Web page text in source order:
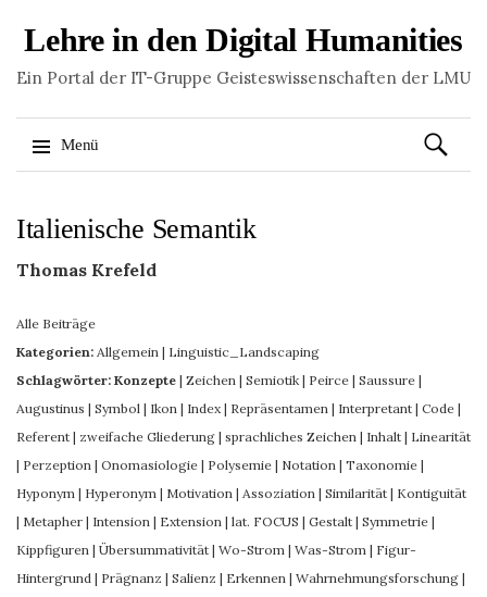
Lehre in den Digital Humanities
Ein Portal der IT-Gruppe Geisteswissenschaften der LMU
Menü
zum
Suchen
nach:
Italienische Semantik
Thomas Krefeld
Alle Beiträge
Kategorien: Allgemein | Linguistic_Landscaping
Schlagwörter: Konzepte | Zeichen | Semiotik | Peirce | Saussure |
Augustinus | Symbol | Ikon | Index | Repräsentamen | Interpretant | Code |
Referent | zweifache Gliederung | sprachliches Zeichen | Inhalt | Linearität
| Perzeption | Onomasiologie | Polysemie | Notation | Taxonomie |
Hyponym | Hyperonym | Motivation | Assoziation | Similarität | Kontiguität
| Metapher | Intension | Extension | lat. FOCUS | Gestalt | Symmetrie |
Kippfiguren | Übersummativität | Wo-Strom | Was-Strom | Figur-
Hintergrund | Prägnanz | Salienz | Erkennen | Wahrnehmungsforschung |